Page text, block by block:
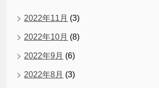
2022年11月 (3)
2022年10月 (8)
2022年9月 (6)
2022年8月 (3)